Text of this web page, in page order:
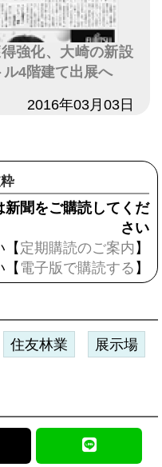
強化、大崎の新設
4階建て出展へ
2016年03月03日
聞をご購読してくだ
さい
【 定期購読のご案内 】
【 電子版で購読する 】
住友林業 展示場